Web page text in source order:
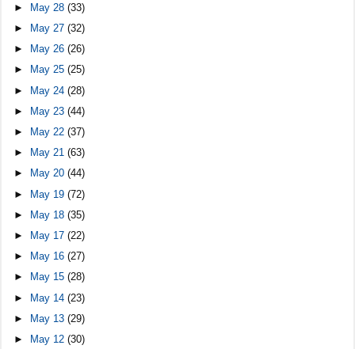
►
May 28(33)
►
May 27(32)
►
May 26(26)
►
May 25(25)
► May 24(28)
►
May 23(44)
►
May 22(37)
►
May 21(63)
►
May 20(44)
► May 19(72)
►
May 18(35)
►
May 17(22)
►
May 16(27)
►
May 15(28)
► May 14(23)
► May 13(29)
►
May 12(30)